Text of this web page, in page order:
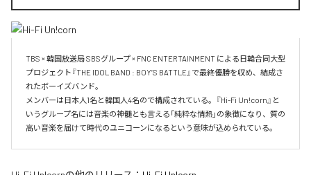
TBS × 韓国放送局 SBSグループ × FNC ENTERTAINMENT による日韓合同大型
プロジェクト『THE IDOL BAND : BOY’S BATTLE』で最終優勝を収め、結成さ
れたボーイズバンド。
メンバーは日本人1名と韓国人4名ので構成されている。『Hi-Fi Un!corn』と
いうグループ名には音楽の神髄とも言える「純粋な情熱」の象徴になり、質の